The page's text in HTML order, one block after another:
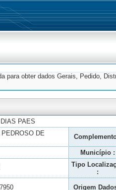
para obter dados Gerais, Pedido,
PAES
DE
Município :
Tipo
:
Origem